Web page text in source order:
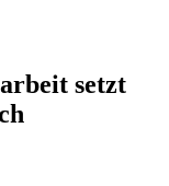
setzt